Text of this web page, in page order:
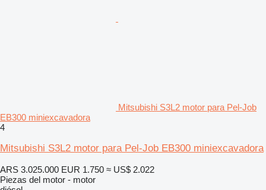
Mitsubishi S3L2 motor para Pel-Job
EB300 miniexcavadora
4
Mitsubishi S3L2 motor para Pel-Job EB300 miniexcavadora
ARS 3.025.000 EUR 1.750 ≈ US$ 2.022
Piezas del motor - motor